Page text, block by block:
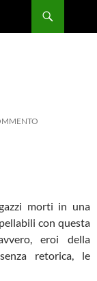
morti in una
con questa
eroi della
retorica, le